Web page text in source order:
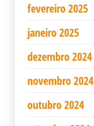
fevereiro 2025
janeiro 2025
dezembro 2024
novembro 2024
outubro 2024